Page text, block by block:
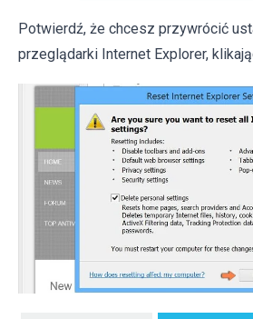
Potwierdź, że chcesz przywrócić
przeglądarki Internet Explorer,